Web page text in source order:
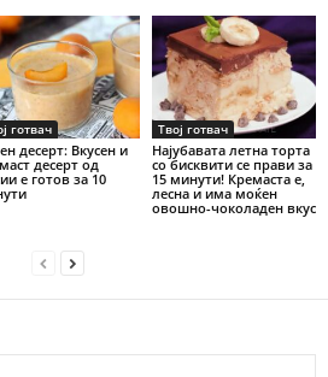
готвач
десерт: Вкусен и
десерт од
е готов за 10
Твој готвач
Најубавата летна торта
со бисквити се прави за
15 минути! Кремаста е,
лесна и има моќен
овошно-чоколаден вкус